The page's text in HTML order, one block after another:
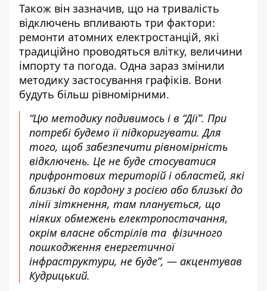
Також він зазначив, що на тривалість
відключень впливають три фактори:
ремонти атомних електростанцій, які
традиційно проводяться влітку, величини
імпорту та погода. Одна зараз змінили
методику застосування графіків. Вони
будуть більш рівномірними.
“Цю методику подивимось і в “Дії”. При
потребі будемо її підкоригувати. Для
того, щоб забезпечити рівномірність
відключень. Це не буде стосуватися
прифронтових територій і областей, які
близькі до кордону з росією або близькі до
лінії зіткнення, там планується, що
ніяких обмежень електропостачання,
окрім власне обстрілів та фізичного
пошкодження енергетичної
інфраструктури, не буде”, — акцентував
Кудрицький.